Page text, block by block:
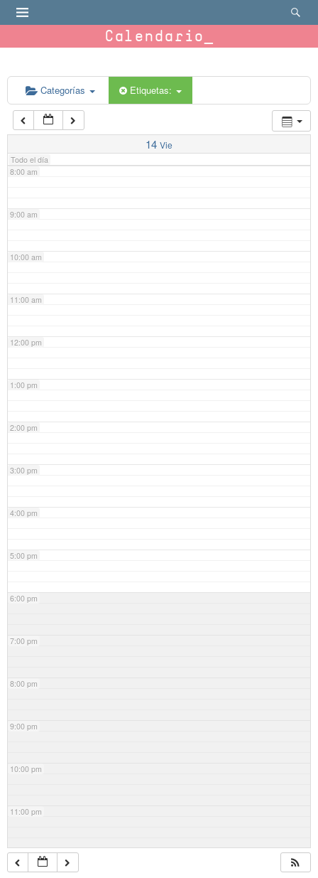
Calendario
Categorías Etiquetas:
14 Vie
Todo el día
6:00 am
7:00 am
8:00 am
9:00 am
10:00 am
11:00 am
12:00 pm
1:00 pm
2:00 pm
3:00 pm
4:00 pm
5:00 pm
6:00 pm
7:00 pm
8:00 pm
9:00 pm
10:00 pm
11:00 pm